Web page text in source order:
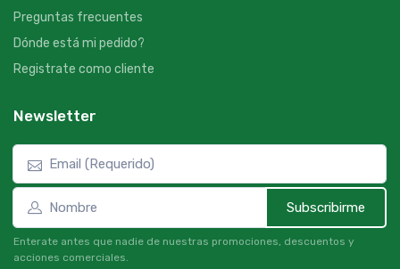
Preguntas frecuentes
Dónde está mi pedido?
Registrate como cliente
Newsletter
Subscribirme
Enterate antes que nadie de nuestras promociones, descuentos y
acciones comerciales.